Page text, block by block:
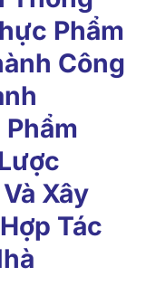
Phẩm
Công
Xây
Tác